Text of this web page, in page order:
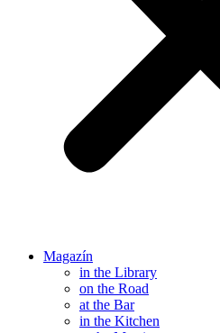
Magazín
in the Library
on the Road
at the Bar
in the Kitchen